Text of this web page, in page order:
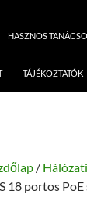
HASZNOS
TÁJÉKOZTATÓK
/
18 portos